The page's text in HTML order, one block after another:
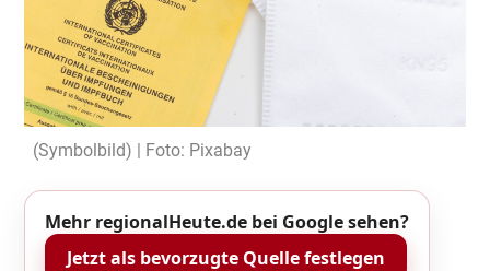
(Symbolbild) | Foto: Pixabay
Mehr regionalHeute.de bei Google sehen?
Jetzt als bevorzugte Quelle festlegen